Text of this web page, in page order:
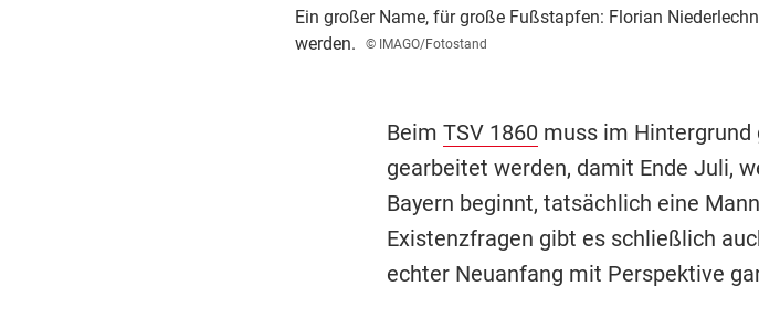
Ein großer Name, für große Fußstapfen: Florian
werden.
© IMAGO/Fotostand
Beim TSV 1860 muss im Hintergrund
gearbeitet werden, damit Ende Juli,
Bayern beginnt, tatsächlich eine
Existenzfragen gibt es schließlich
echter Neuanfang mit Perspektive